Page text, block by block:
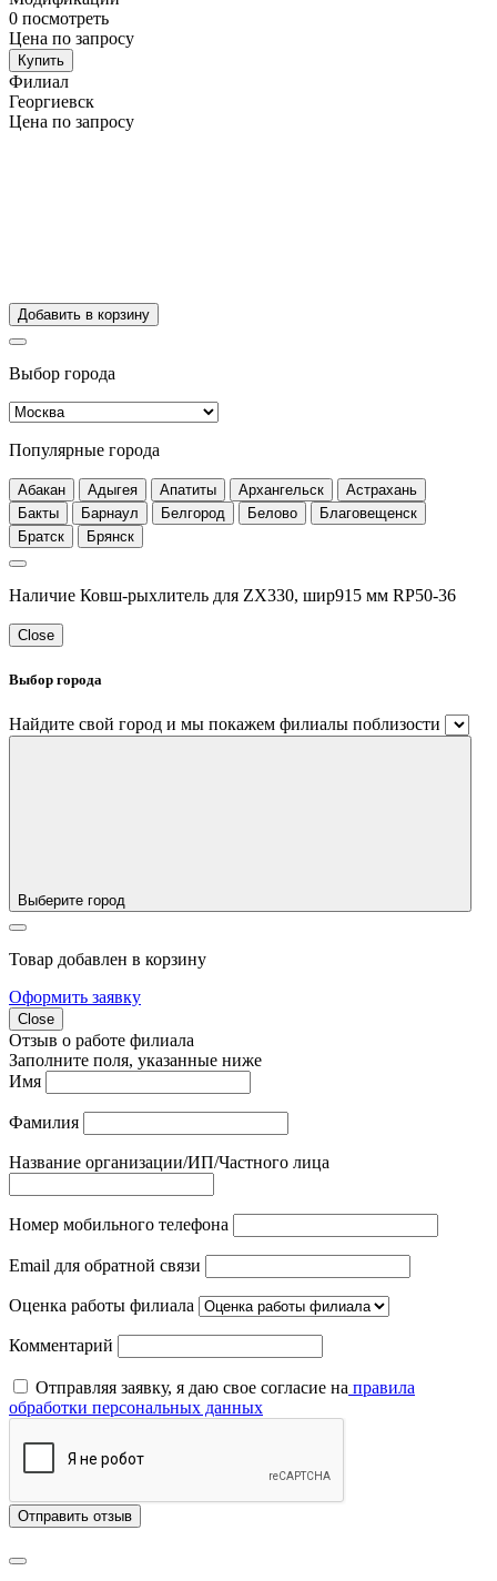
0 посмотреть
Цена по запросу
Купить
Филиал
Георгиевск
Цена по запросу
Добавить в корзину
Выбор города
Популярные города
Абакан Адыгея Апатиты Архангельск
Астрахань
Бакты
Барнаул Белгород Белово
Благовещенск
Братск
Брянск
Наличие Ковш-рыхлитель для ZX330, шир915 мм RP50-36
Close
Выбор города
Найдите свой город и мы покажем филиалы поблизости
Выберите город
Товар добавлен в корзину
Оформить заявку
Close
Отзыв о работе филиала
Заполните поля, указанные ниже
Имя
Фамилия
Название организации/ИП/Частного лица
Номер мобильного телефона
Email для обратной связи
Оценка работы филиала
Комментарий
Отправляя заявку, я даю свое согласие на правила
обработки персональных данных
Отправить отзыв